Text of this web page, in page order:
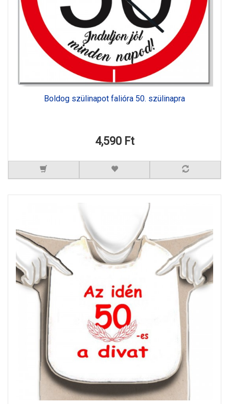
Boldog szülinapot falióra 50. szülinapra
4,590 Ft